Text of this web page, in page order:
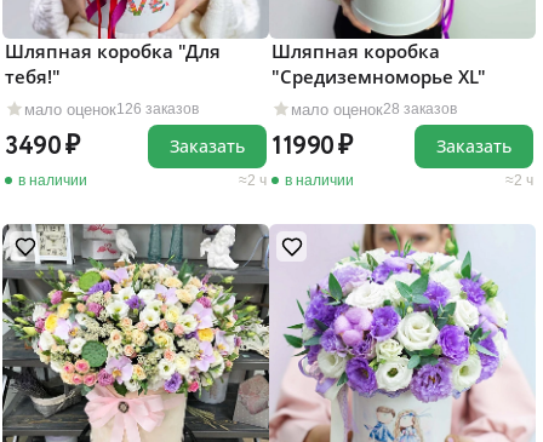
мало оценок126 заказов
Шляпная коробка "Для
тебя!"
3490
в наличии 2 ч
Заказать
мало оценок28 заказов
Шляпная коробка
"Средиземноморье XL"
11990
в наличии 2 ч
Заказать